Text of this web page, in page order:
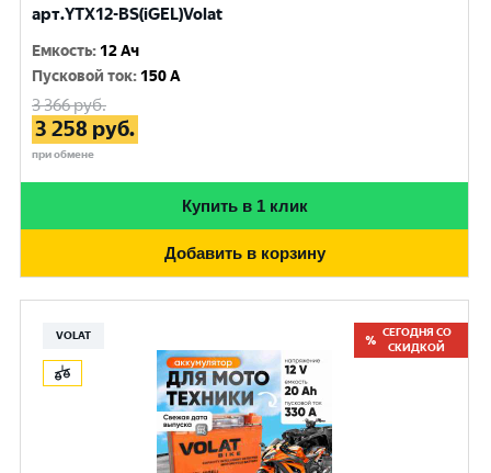
арт.YTX12-BS(iGEL)Volat
Емкость: 12 Ач
Пусковой ток: 150 A
3 366руб.
3 258 руб.
при обмене
Купить в 1 клик
Добавить в корзину
VOLAT
СЕГОДНЯ СО
СКИДКОЙ